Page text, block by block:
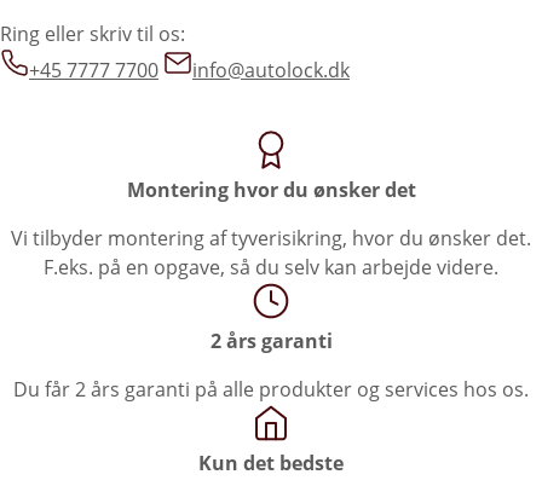
Ring eller skriv til os:
+45 7777 7700
info@autolock.dk
Montering hvor du ønsker det
Vi tilbyder montering af tyverisikring, hvor du ønsker det.
F.eks. på en opgave, så du selv kan arbejde videre.
2 års garanti
Du får 2 års garanti på alle produkter og services hos os.
Kun det bedste